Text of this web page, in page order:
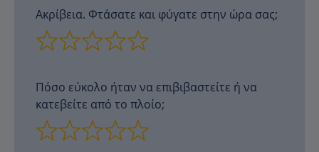
Ακρίβεια. Φτάσατε και φύγατε στην ώρα σας;
Πόσο εύκολο ήταν να επιβιβαστείτε ή να
κατεβείτε από το πλοίο;